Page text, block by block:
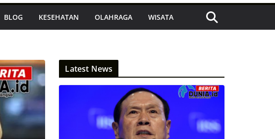
BLOG KESEHATAN OLAHRAGA WISATA
Latest News